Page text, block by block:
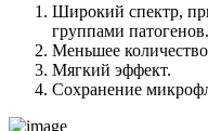
Широкий спектр,
группами патогенов.
Меньшее
Мягкий эффект.
Сохранение